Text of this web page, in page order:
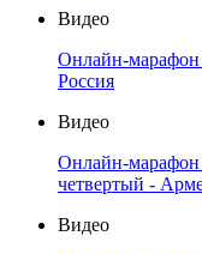
Видео
Онлайн-марафон
Россия
Видео
Онлайн-марафон
четвертый -
Видео